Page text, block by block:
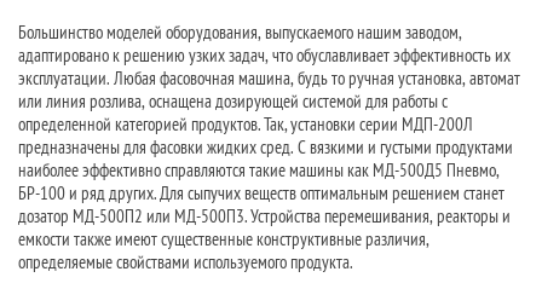
Большинство моделей оборудования, выпускаемого нашим заводом,
адаптировано к решению узких задач, что обуславливает эффективность их
эксплуатации. Любая фасовочная машина, будь то ручная установка, автомат
или линия розлива, оснащена дозирующей системой для работы с
определенной категорией продуктов. Так, установки серии МДП-200Л
предназначены для фасовки жидких сред. С вязкими и густыми продуктами
наиболее эффективно справляются такие машины как МД-500Д5 Пневмо,
БР-100 и ряд других. Для сыпучих веществ оптимальным решением станет
дозатор МД-500П2 или МД-500П3. Устройства перемешивания, реакторы и
емкости также имеют существенные конструктивные различия,
определяемые свойствами используемого продукта.